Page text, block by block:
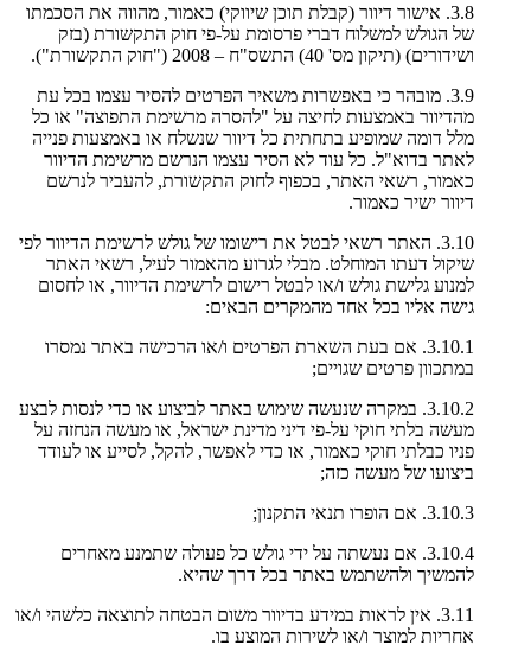
3.8. אישור דיוור (קבלת תוכן שיווקי) כאמור, מהווה את הסכמתו
של הגולש למשלוח דברי פרסומת על-פי חוק התקשורת (בזק
ושידורים) (תיקון מס' 40) התשס"ח – 2008 ("חוק התקשורת").
3.9. מובהר כי באפשרות משאיר הפרטים להסיר עצמו בכל עת
מהדיוור באמצעות לחיצה על "להסרה מרשימת התפוצה" או כל
מלל דומה שמופיע בתחתית כל דיוור שנשלח או באמצעות פנייה
לאתר בדוא"ל. כל עוד לא הסיר עצמו הנרשם מרשימת הדיוור
כאמור, רשאי האתר, בכפוף לחוק התקשורת, להעביר לנרשם
דיוור ישיר כאמור.
3.10. האתר רשאי לבטל את רישומו של גולש לרשימת הדיוור לפי
שיקול דעתו המוחלט. מבלי לגרוע מהאמור לעיל, רשאי האתר
למנוע גלישת גולש ו/או לבטל רישום לרשימת הדיוור, או לחסום
גישה אליו בכל אחד מהמקרים הבאים:
3.10.1. אם בעת השארת הפרטים ו/או הרכישה באתר נמסרו
במתכוון פרטים שגויים;
3.10.2. במקרה שנעשה שימוש באתר לביצוע או כדי לנסות לבצע
מעשה בלתי חוקי על-פי דיני מדינת ישראל, או מעשה הנחזה על
פניו כבלתי חוקי כאמור, או כדי לאפשר, להקל, לסייע או לעודד
ביצועו של מעשה כזה;
3.10.3. אם הופרו תנאי התקנון;
3.10.4. אם נעשתה על ידי גולש כל פעולה שתמנע מאחרים
להמשיך ולהשתמש באתר בכל דרך שהיא.
3.11. אין לראות במידע בדיוור משום הבטחה לתוצאה כלשהי ו/או
אחריות למוצר ו/או לשירות המוצע בו.